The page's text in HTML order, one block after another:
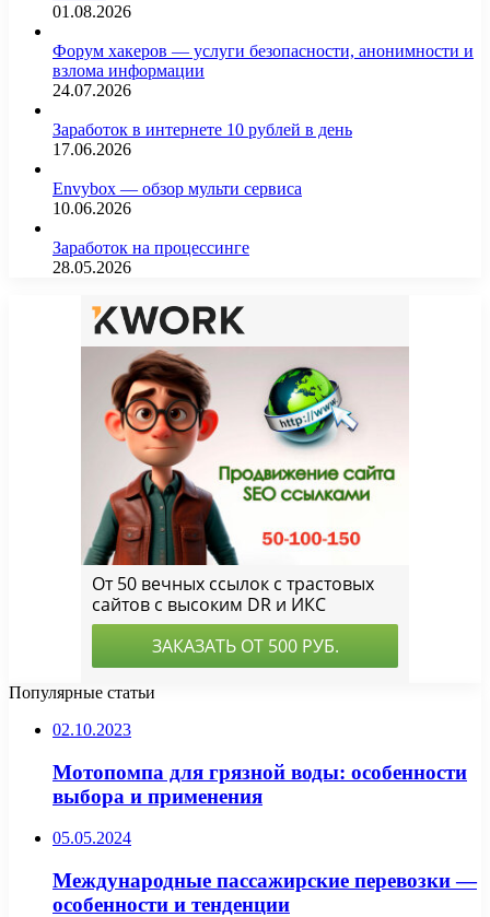
01.08.2026
Форум хакеров — услуги безопасности, анонимности и
взлома информации
24.07.2026
Заработок в интернете 10 рублей в день
17.06.2026
Envybox — обзор мульти сервиса
10.06.2026
Заработок на процессинге
28.05.2026
Популярные статьи
02.10.2023
Мотопомпа для грязной воды: особенности
выбора и применения
05.05.2024
Международные пассажирские перевозки —
особенности и тенденции